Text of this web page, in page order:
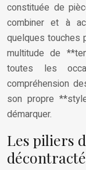
constituée de
combiner et à
quelques touches
multitude de
toutes les
compréhension
son propre
démarquer.
Les piliers